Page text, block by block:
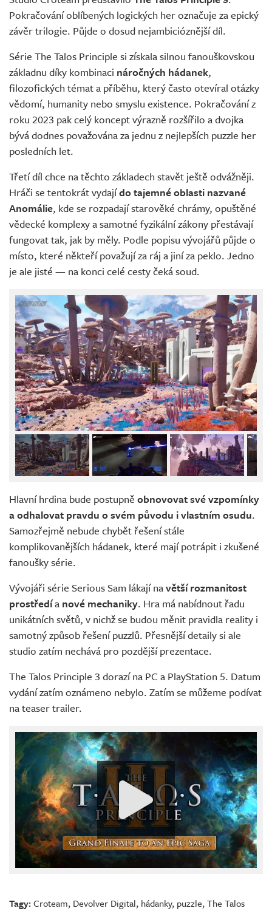
Živě
Pokračování oblíbených logických her označuje za epický
závěr trilogie. Půjde o dosud nejambicióznější díl.
Série The Talos Principle si získala silnou fanouškovskou
základnu díky kombinaci náročných hádanek,
filozofických témat a příběhu, který často otevíral otázky
vědomí, humanity nebo smyslu existence. Pokračování z
roku 2023 pak celý koncept výrazně rozšířilo a dvojka
bývá dodnes považována za jednu z nejlepších puzzle her
posledních let.
Třetí díl chce na těchto základech stavět ještě odvážněji.
Hráči se tentokrát vydajído tajemné oblasti nazvané
Anomálie, kde se rozpadají starověké chrámy, opuštěné
vědecké komplexy a samotné fyzikální zákony přestávají
fungovat tak, jak by měly. Podle popisu vývojářů půjde o
místo, které někteří považují za ráj a jiní za peklo. Jedno
je ale jisté — na konci celé cesty čeká soud.
Hlavní hrdina bude postupně obnovovat své vzpomínky
a odhalovat pravdu o svém původu i vlastním osudu.
Samozřejmě nebude chybět řešení stále
komplikovanějších hádanek, které mají potrápit i zkušené
fanoušky série.
Vývojáři série Serious Sam lákají navětší rozmanitost
prostředía nové mechaniky. Hra má nabídnout řadu
unikátních světů, v nichž se budou měnit pravidla reality i
samotný způsob řešení puzzlů. Přesnější detaily si ale
studio zatím nechává pro pozdější prezentace.
The Talos Principle 3 dorazí na PC a PlayStation 5. Datum
vydání zatím oznámeno nebylo. Zatím se můžeme podívat
na teaser trailer.
Tagy:Croteam, Devolver Digital, hádanky, puzzle,The Talos